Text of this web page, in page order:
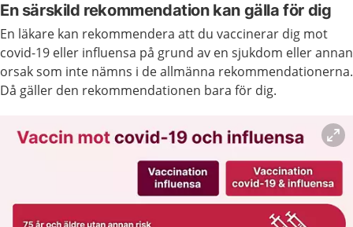
En särskild rekommendation kan gälla för dig
En läkare kan rekommendera att du vaccinerar dig mot
covid-19 eller influensa på grund av en sjukdom eller annan
orsak som inte nämns i de allmänna rekommendationerna.
Då gäller den rekommendationen bara för dig.